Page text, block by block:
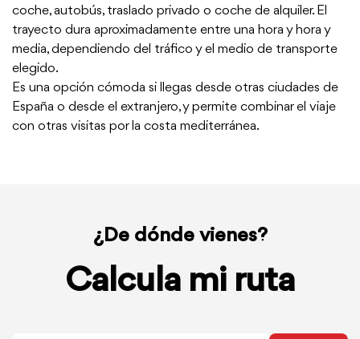
coche, autobús, traslado privado o coche de alquiler. El
trayecto dura aproximadamente entre una hora y hora y
media, dependiendo del tráfico y el medio de transporte
elegido.
Es una opción cómoda si llegas desde otras ciudades de
España o desde el extranjero, y permite combinar el viaje
con otras visitas por la costa mediterránea.
¿De dónde vienes?
Calcula mi ruta